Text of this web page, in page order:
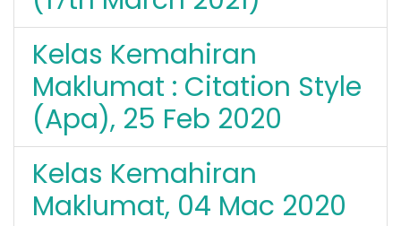
Kelas Kemahiran
Maklumat : Citation Style
(Apa), 25 Feb 2020
Kelas Kemahiran
Maklumat, 04 Mac 2020